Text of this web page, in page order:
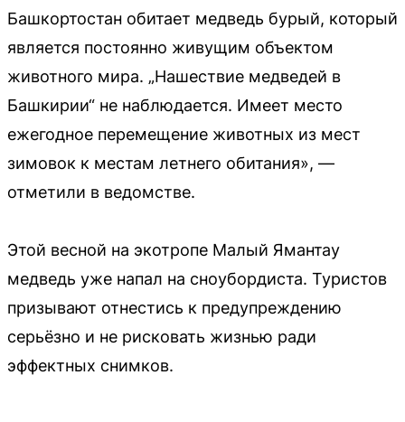
Башкортостан обитает медведь бурый, который
является постоянно живущим объектом
животного мира. „Нашествие медведей в
Башкирии“ не наблюдается. Имеет место
ежегодное перемещение животных из мест
зимовок к местам летнего обитания», —
отметили в ведомстве.
Этой весной на экотропе Малый Ямантау
медведь уже напал на сноубордиста. Туристов
призывают отнестись к предупреждению
серьёзно и не рисковать жизнью ради
эффектных снимков.